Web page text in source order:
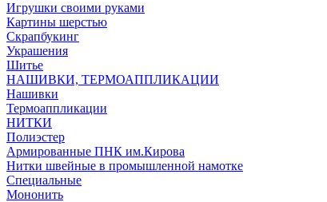
Игрушки своими руками
Картины шерстью
Скрапбукинг
Украшения
Шитье
НАШИВКИ, ТЕРМОАППЛИКАЦИИ
Нашивки
Термоаппликации
НИТКИ
Полиэстер
Армированные ПНК им.Кирова
Нитки швейные в промышленной намотке
Специальные
Мононить